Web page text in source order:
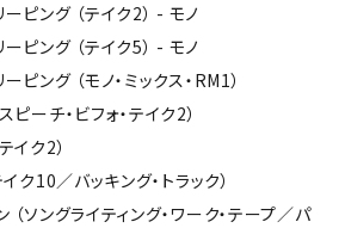
ピング （テイク2） - モノ
ピング （テイク5） - モノ
ピング （モノ・ミックス・RM1）
ピーチ・ビフォ・テイク2）
イク2）
ク10／バッキング・トラック）
（ソングライティング・ワーク・テープ／パ